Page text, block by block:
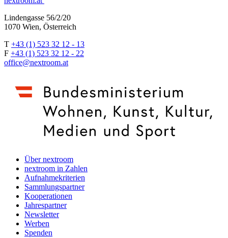
Lindengasse 56/2/20
1070 Wien, Österreich
T +43 (1) 523 32 12 - 13
F +43 (1) 523 32 12 - 22
office@nextroom.at
Über nextroom
nextroom in Zahlen
Aufnahmekriterien
Sammlungspartner
Kooperationen
Jahrespartner
Newsletter
Werben
Spenden